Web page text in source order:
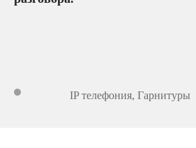
IP телефония, Гарнитуры